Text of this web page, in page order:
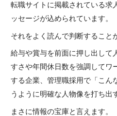
転職サイトに掲載されている求
ッセージが込められています。
それをよく読んで判断すること
給与や賞与を前面に押し出して
すさや年間休日数を強調してワ
する企業、管理職採用で「こん
うように明確な人物像を打ち出
まさに情報の宝庫と言えます。